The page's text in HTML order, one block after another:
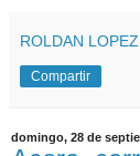
ROLDAN
Compartir
domingo, 28 de